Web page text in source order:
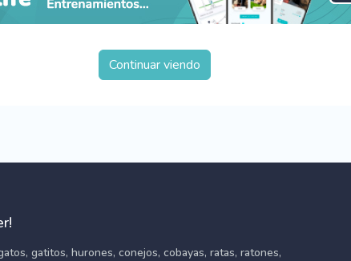
Continuar viendo
gatitos, hurones, conejos, cobayas, ratas, ratones,